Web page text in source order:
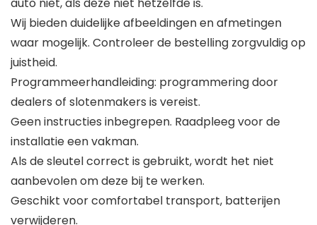
auto niet, als deze niet hetzelfde is.
Wij bieden duidelijke afbeeldingen en afmetingen
waar mogelijk. Controleer de bestelling zorgvuldig op
juistheid.
Programmeerhandleiding: programmering door
dealers of slotenmakers is vereist.
Geen instructies inbegrepen. Raadpleeg voor de
installatie een vakman.
Als de sleutel correct is gebruikt, wordt het niet
aanbevolen om deze bij te werken.
Geschikt voor comfortabel transport, batterijen
verwijderen.